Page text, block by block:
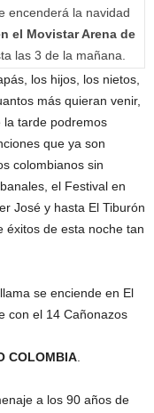
encenderá la navidad
el Movistar Arena de
las 3 de la mañana.
los hijos, los nietos,
más quieran venir,
la tarde podremos
que ya son
colombianos sin
el Festival en
José y hasta El Tiburón
éxitos de esta noche tan
se enciende en El
con el 14 Cañonazos
COLOMBIA.
a los 90 años de